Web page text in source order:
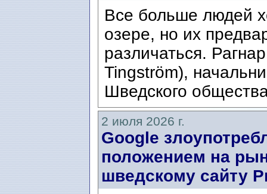
Все больше людей
озере, но их
различаться.
Tingström),
Шведского
2 июля 2026 г.
Google
положением на
шведскому сайту